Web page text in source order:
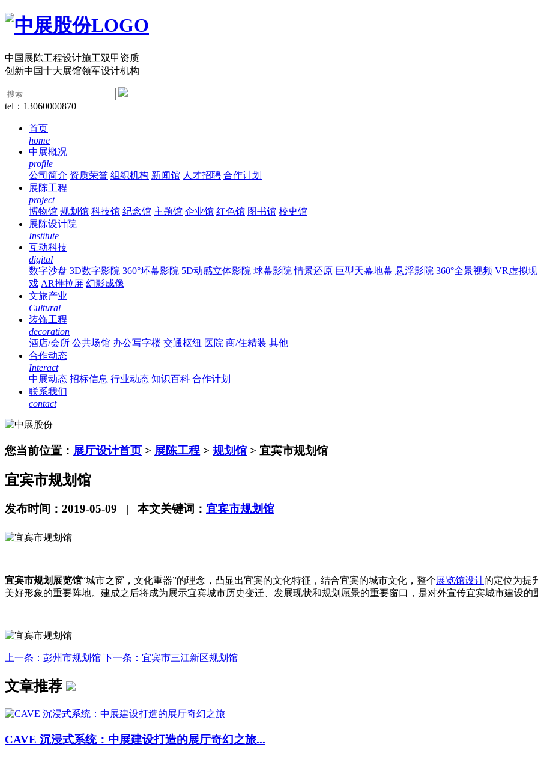
中国展陈工程设计施工双甲资质
创新中国十大展馆领军设计机构
tel：13060000870
首页
home
中展概况
profile
公司简介 资质荣誉 组织机构 新闻馆 人才招聘 合作计划
展陈工程
project
博物馆 规划馆 科技馆 纪念馆 主题馆 企业馆 红色馆 图书馆 校史馆
展陈设计院
Institute
互动科技
digital
数字沙盘 3D数字影院 360°环幕影院 5D动感立体影院 球幕影院 情景还原 巨型天幕地幕 悬浮影院 360°全景视频 VR虚拟
戏 AR推拉屏 幻影成像
文旅产业
Cultural
装饰工程
decoration
酒店/会所 公共场馆 办公写字楼 交通枢纽 医院 商/住精装 其他
合作动态
Interact
中展动态 招标信息 行业动态 知识百科 合作计划
联系我们
contact
您当前位置： 展厅设计首页 > 展陈工程 > 规划馆 > 宜宾市规划馆
宜宾市规划馆
发布时间：2019-05-09 | 本文关键词： 宜宾市规划馆
宜宾市规划展览馆“城市之窗，文化重器”的理念，凸显出宜宾的文化特征，结合宜宾的城市文化，整个展览馆设计的定位为提
美好形象的重要阵地。建成之后将成为展示宜宾城市历史变迁、发展现状和规划愿景的重要窗口，是对外宣传宜宾城市建设的
上一条：彭州市规划馆 下一条：宜宾市三江新区规划馆
文章推荐
CAVE 沉浸式系统：中展建设打造的展厅奇幻之旅...